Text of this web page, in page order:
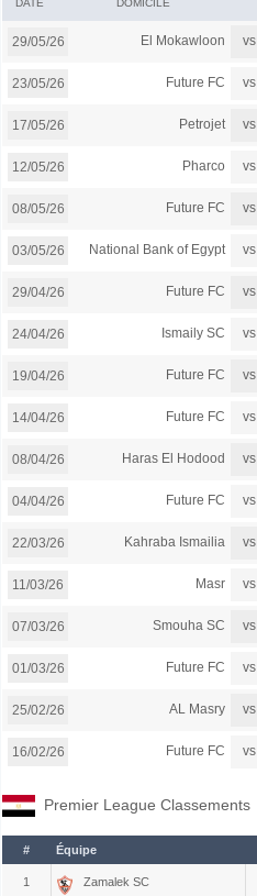
DATE DOMICILE
29/05/26 El Mokawloon vs
23/05/26 Future FC vs
17/05/26 Petrojet vs
12/05/26 Pharco vs
08/05/26 Future FC vs
03/05/26 National Bank of Egypt vs
29/04/26 Future FC vs
24/04/26 Ismaily SC vs
19/04/26 Future FC vs
14/04/26 Future FC vs
08/04/26 Haras El Hodood vs
04/04/26 Future FC vs
22/03/26 Kahraba Ismailia vs
11/03/26 Masr vs
07/03/26 Smouha SC vs
01/03/26 Future FC vs
25/02/26 AL Masry vs
16/02/26 Future FC vs
Premier League Classements
# Équipe
1 Zamalek SC